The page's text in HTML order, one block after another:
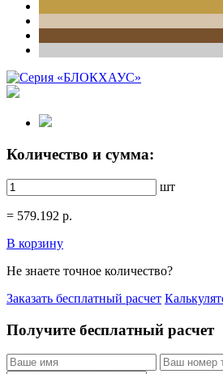
Количество и сумма:
шт
= 579.192 р.
В корзину
Не знаете точное количество?
Заказать бесплатный расчет
Получите бесплатный расчет